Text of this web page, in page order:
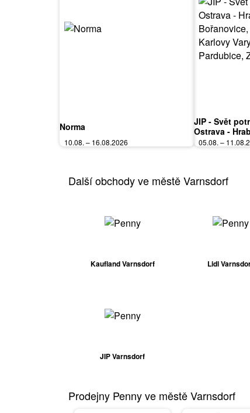
Norma
10.08. – 16.08.2026
JIP - Svět
Ostrava -
Bořanovice,
Vary,
05.08. –
Další obchody ve městě Varnsdorf
Kaufland Varnsdorf Lidl
JIP Varnsdorf
Prodejny Penny ve městě Varnsdorf